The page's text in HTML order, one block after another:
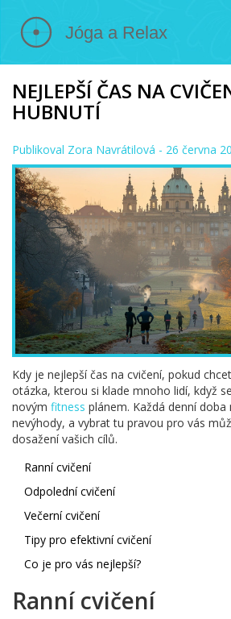
NEJLEPŠÍ ČAS NA
HUBNUTÍ
Publikoval Zora Navrátilová - 26 června
Kdy je nejlepší čas na cvičení, pokud
otázka, kterou si klade mnoho lidí, když
novým fitness plánem. Každá denní doba
nevýhody, a vybrat tu pravou pro vás
dosažení vašich cílů.
Ranní cvičení
Odpolední cvičení
Večerní cvičení
Tipy pro efektivní cvičení
Co je pro vás nejlepší?
Ranní cvičení